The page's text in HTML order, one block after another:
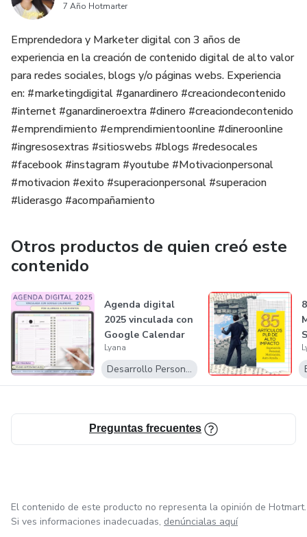
Decoraciones románticas en bodas, aniversarios o fechas
especiales.
Diseñadores y emprendedores que crean regalos
personalizados.
Detalles del archivo:
Formato: PDF descargable e imprimible.
citas).
profesionales.
Beneficios al comprarlo:
Acceso inmediato después de la compra.
estas
7 Año Hotmarter
Emprendedora y Marketer digital con 3 años de
experiencia en la creación de contenido digital de alto valor
para redes sociales, blogs y/o páginas webs. Experiencia
en: #marketingdigital #ganardinero #creaciondecontenido
#internet #ganardineroextra #dinero #creaciondecontenido
#emprendimiento #emprendimientoonline #dineroonline
#ingresosextras #sitioswebs #blogs #redesocales
#facebook #instagram #youtube #Motivacionpersonal
#motivacion #exito #superacionpersonal #superacion
#liderasgo #acompañamiento
Otros productos de quien creó este
contenido
Agenda digital
2025 vinculada con
Google Calendar
Lyana
Desarrollo Personal
Preguntas frecuentes
El contenido de este producto no representa la opinión de Hotmart.
Si ves informaciones inadecuadas, denúncialas aquí